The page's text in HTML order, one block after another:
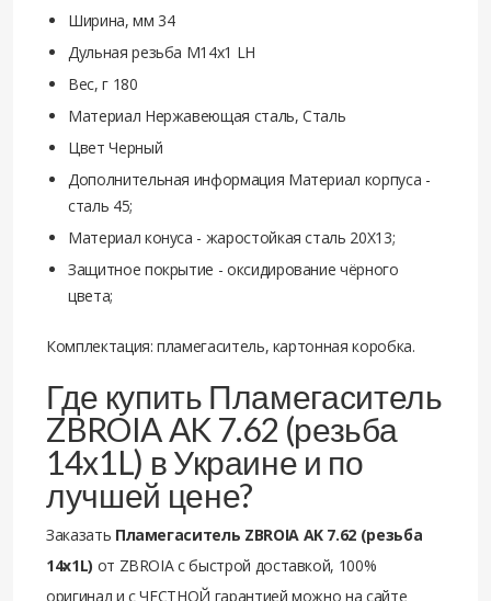
Ширина, мм 34
Дульная резьба M14x1 LH
Вес, г 180
Материал Нержавеющая сталь, Сталь
Цвет Черный
Дополнительная информация Материал корпуса -
сталь 45;
Материал конуса - жаростойкая сталь 20Х13;
Защитное покрытие - оксидирование чёрного
цвета;
Комплектация: пламегаситель, картонная коробка.
Где купить Пламегаситель
ZBROIA AK 7.62 (резьба
14x1L) в Украине и по
лучшей цене?
Заказать Пламегаситель ZBROIA AK 7.62 (резьба
14x1L) от ZBROIA с быстрой доставкой, 100%
оригинал и с ЧЕСТНОЙ гарантией можно на сайте